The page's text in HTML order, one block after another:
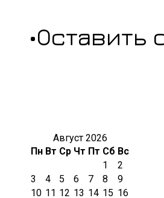
•Оставить
Август 2026
Пн Вт Ср Чт Пт Сб Вс
1
2
3
4 5 6 7 8
9
10 11 12 13 14 15 16